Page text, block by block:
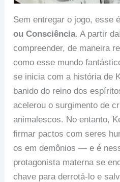
Sem entregar o jogo, esse
ou Consciência. A partir
compreender, de maneira
como esse mundo
se inicia com a história de
banido do reino dos
acelerou o surgimento de
animalescos. No entanto,
firmar pactos com seres
os em demônios — e é
protagonista materna se
chave para derrotá-lo e